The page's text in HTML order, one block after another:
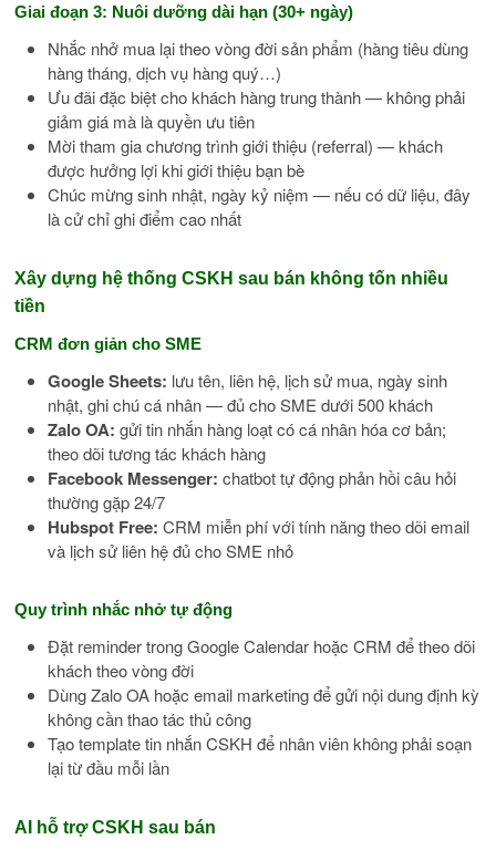
Giai đoạn 3: Nuôi dưỡng dài hạn (30+ ngày)
Nhắc nhở mua lại theo vòng đời sản phẩm (hàng tiêu dùng
hàng tháng, dịch vụ hàng quý…)
Ưu đãi đặc biệt cho khách hàng trung thành — không phải
giảm giá mà là quyền ưu tiên
Mời tham gia chương trình giới thiệu (referral) — khách
được hưởng lợi khi giới thiệu bạn bè
Chúc mừng sinh nhật, ngày kỷ niệm — nếu có dữ liệu, đây
là cử chỉ ghi điểm cao nhất
Xây dựng hệ thống CSKH sau bán không tốn nhiều
tiền
CRM đơn giản cho SME
Google Sheets: lưu tên, liên hệ, lịch sử mua, ngày sinh
nhật, ghi chú cá nhân — đủ cho SME dưới 500 khách
Zalo OA: gửi tin nhắn hàng loạt có cá nhân hóa cơ bản;
theo dõi tương tác khách hàng
Facebook Messenger: chatbot tự động phản hồi câu hỏi
thường gặp 24/7
Hubspot Free: CRM miễn phí với tính năng theo dõi email
và lịch sử liên hệ đủ cho SME nhỏ
Quy trình nhắc nhở tự động
Đặt reminder trong Google Calendar hoặc CRM để theo dõi
khách theo vòng đời
Dùng Zalo OA hoặc email marketing để gửi nội dung định kỳ
không cần thao tác thủ công
Tạo template tin nhắn CSKH để nhân viên không phải soạn
lại từ đầu mỗi lần
AI hỗ trợ CSKH sau bán